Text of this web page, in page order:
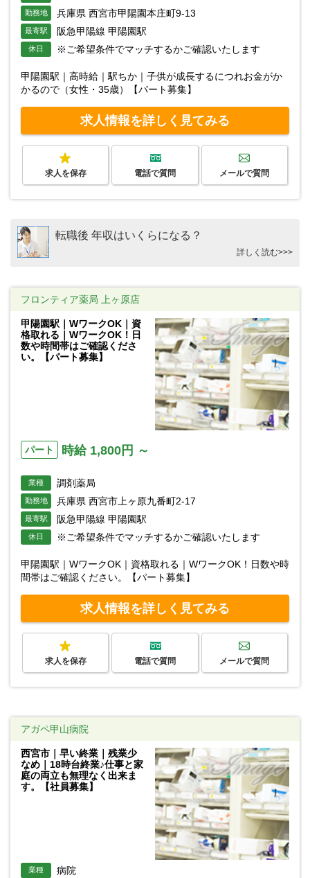
勤務地 兵庫県 西宮市甲陽園本庄町9-13
最寄駅 阪急甲陽線 甲陽園駅
休日 ※ご希望条件でマッチするかご確認いたします
甲陽園駅｜高時給｜駅ちか｜子供が成長するにつれお金がか
かるので（女性・35歳）【パート募集】
求人情報を詳しく見てみる
求人を保存 電話で質問 メールで質問
転職後 年収はいくらになる？
詳しく読む>>>
フロンティア薬局 上ヶ原店
甲陽園駅｜WワークOK｜資
格取れる｜WワークOK！日
数や時間帯はご確認くださ
い。【パート募集】
パート 時給 1,800円 ～
業種 調剤薬局
勤務地 兵庫県 西宮市上ヶ原九番町2-17
最寄駅 阪急甲陽線 甲陽園駅
休日 ※ご希望条件でマッチするかご確認いたします
甲陽園駅｜WワークOK｜資格取れる｜WワークOK！日数や時
間帯はご確認ください。【パート募集】
求人情報を詳しく見てみる
求人を保存 電話で質問 メールで質問
アガペ甲山病院
西宮市｜早い終業｜残業少
なめ｜18時台終業♪仕事と家
庭の両立も無理なく出来ま
す。【社員募集】
業種 病院